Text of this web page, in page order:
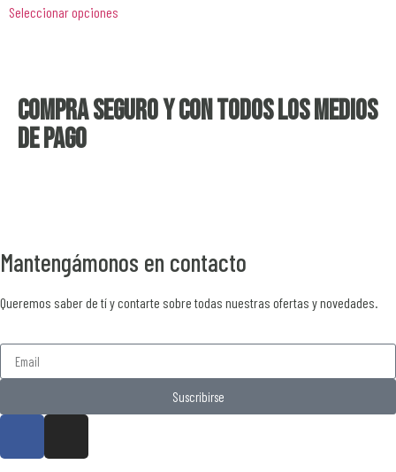
Seleccionar opciones
Compra seguro y con todos los medios
de pago
Mantengámonos en contacto
Queremos saber de tí y contarte sobre todas nuestras ofertas y novedades.
Suscribirse